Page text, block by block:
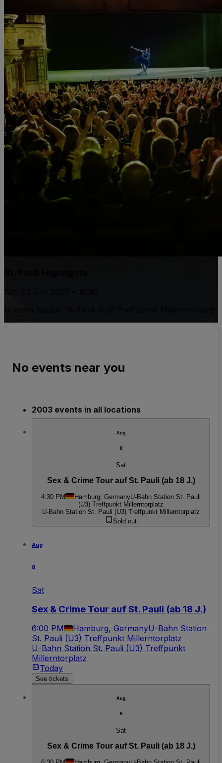
No events near you
2003 events in all locations
Aug
8
Sat
Sex & Crime Tour auf St. Pauli (ab 18 J.)
4:30 PM Hamburg, GermanyU-Bahn Station St. Pauli
(U3) Treffpunkt Millerntorplatz
U-Bahn Station St. Pauli (U3) Treffpunkt Millerntorplatz
Sold out
Aug
8
Sat
Sex & Crime Tour auf St. Pauli (ab 18 J.)
6:00 PM Hamburg, GermanyU-Bahn Station
St. Pauli (U3) Treffpunkt Millerntorplatz
U-Bahn Station St. Pauli (U3) Treffpunkt
Millerntorplatz
Today
See tickets
Aug
8
Sat
Sex & Crime Tour auf St. Pauli (ab 18 J.)